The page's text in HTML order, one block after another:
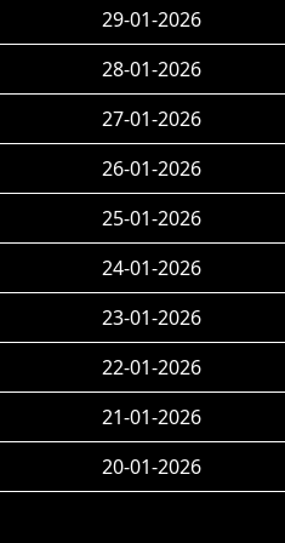
29-01-2026
28-01-2026
27-01-2026
26-01-2026
25-01-2026
24-01-2026
23-01-2026
22-01-2026
21-01-2026
20-01-2026